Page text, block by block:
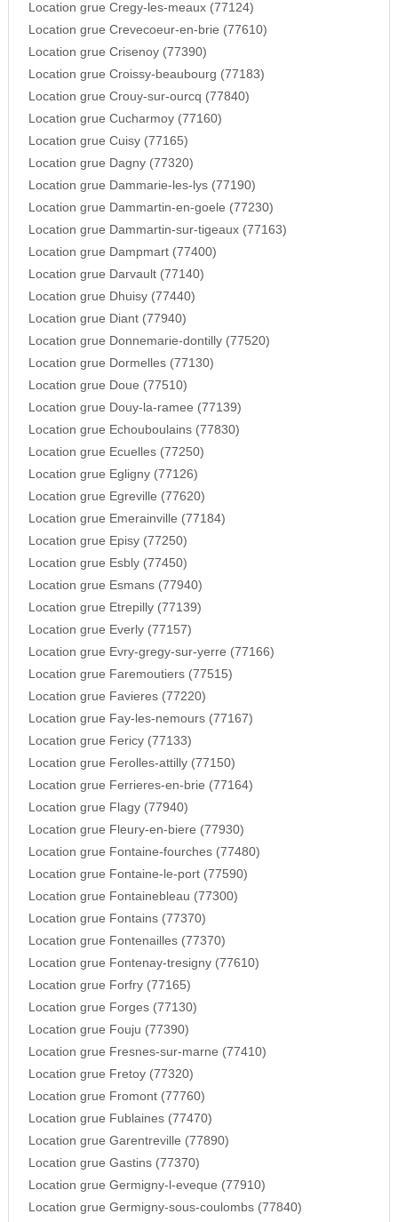
Location grue Cregy-les-meaux (77124)
Location grue Crevecoeur-en-brie (77610)
Location grue Crisenoy (77390)
Location grue Croissy-beaubourg (77183)
Location grue Crouy-sur-ourcq (77840)
Location grue Cucharmoy (77160)
Location grue Cuisy (77165)
Location grue Dagny (77320)
Location grue Dammarie-les-lys (77190)
Location grue Dammartin-en-goele (77230)
Location grue Dammartin-sur-tigeaux (77163)
Location grue Dampmart (77400)
Location grue Darvault (77140)
Location grue Dhuisy (77440)
Location grue Diant (77940)
Location grue Donnemarie-dontilly (77520)
Location grue Dormelles (77130)
Location grue Doue (77510)
Location grue Douy-la-ramee (77139)
Location grue Echouboulains (77830)
Location grue Ecuelles (77250)
Location grue Egligny (77126)
Location grue Egreville (77620)
Location grue Emerainville (77184)
Location grue Episy (77250)
Location grue Esbly (77450)
Location grue Esmans (77940)
Location grue Etrepilly (77139)
Location grue Everly (77157)
Location grue Evry-gregy-sur-yerre (77166)
Location grue Faremoutiers (77515)
Location grue Favieres (77220)
Location grue Fay-les-nemours (77167)
Location grue Fericy (77133)
Location grue Ferolles-attilly (77150)
Location grue Ferrieres-en-brie (77164)
Location grue Flagy (77940)
Location grue Fleury-en-biere (77930)
Location grue Fontaine-fourches (77480)
Location grue Fontaine-le-port (77590)
Location grue Fontainebleau (77300)
Location grue Fontains (77370)
Location grue Fontenailles (77370)
Location grue Fontenay-tresigny (77610)
Location grue Forfry (77165)
Location grue Forges (77130)
Location grue Fouju (77390)
Location grue Fresnes-sur-marne (77410)
Location grue Fretoy (77320)
Location grue Fromont (77760)
Location grue Fublaines (77470)
Location grue Garentreville (77890)
Location grue Gastins (77370)
Location grue Germigny-l-eveque (77910)
Location grue Germigny-sous-coulombs (77840)